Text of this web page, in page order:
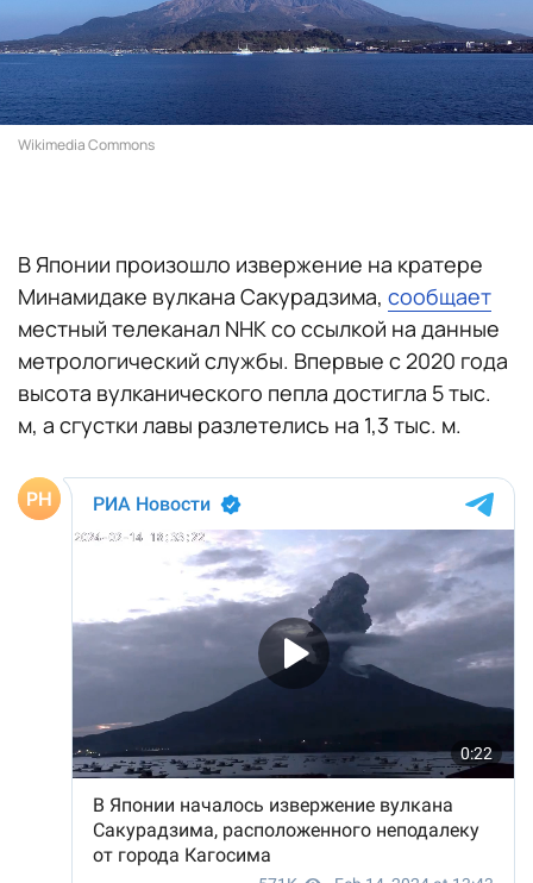
Wikimedia Commons
В Японии произошло извержение на кратере
Минамидаке вулкана Сакурадзима, сообщает
местный телеканал NHK со ссылкой на данные
метрологический службы. Впервые с 2020 года
высота вулканического пепла достигла 5 тыс.
м, а сгустки лавы разлетелись на 1,3 тыс. м.